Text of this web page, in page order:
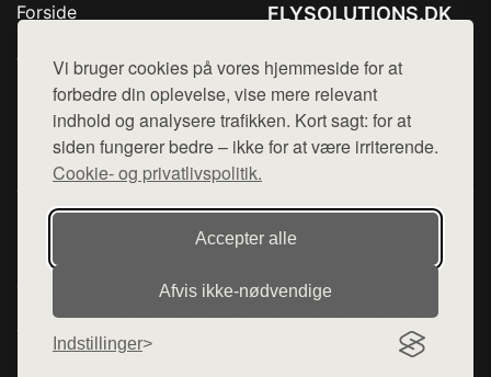
Vi bruger cookies på vores hjemmeside for at
forbedre din oplevelse, vise mere relevant
indhold og analysere trafikken. Kort sagt: for at
siden fungerer bedre – ikke for at være irriterende.
Cookie- og privatlivspolitik.
Accepter alle
Afvis ikke‑nødvendige
Indstillinger
Forside
Top Rabatter
Blog
Kontakt
FLYSOLUTIONS.DK
Mail: hej@want.dk
Cookie- og privatlivspolitik
Denne side er en del af want.dk, der udgiver en række
hjemmesider med præsentation af forskellige produkter fra
diverse webshops. Der sælges ikke varer fra denne side - vi
henviser til de shops, som sælger varen. Vi har heller ikke
varerne på lager.